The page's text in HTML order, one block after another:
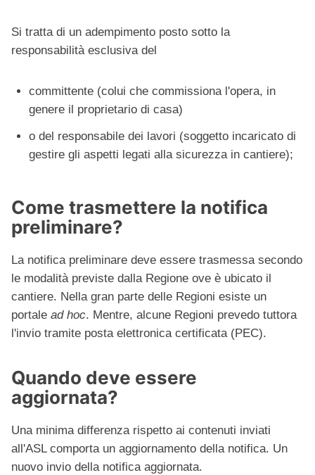
Si tratta di un adempimento posto sotto la
responsabilità esclusiva del
committente (colui che commissiona l'opera, in
genere il proprietario di casa)
o del responsabile dei lavori (soggetto incaricato di
gestire gli aspetti legati alla sicurezza in cantiere);
Come trasmettere la notifica
preliminare?
La notifica preliminare deve essere trasmessa secondo
le modalità previste dalla Regione ove è ubicato il
cantiere. Nella gran parte delle Regioni esiste un
portale ad hoc. Mentre, alcune Regioni prevedo tuttora
l'invio tramite posta elettronica certificata (PEC).
Quando deve essere
aggiornata?
Una minima differenza rispetto ai contenuti inviati
all'ASL comporta un aggiornamento della notifica. Un
nuovo invio della notifica aggiornata.